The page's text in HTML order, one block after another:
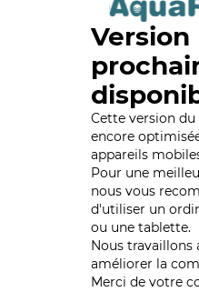
Cette version du
encore
appareils
Pour une
nous vous
d'utiliser un
ou une tablette.
Nous travaillons
améliorer la
Merci de votre